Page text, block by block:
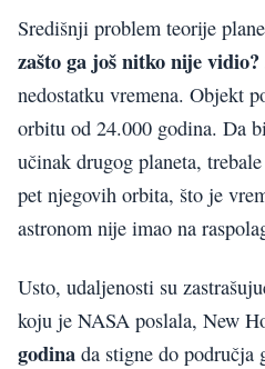
Središnji problem teorije
zašto ga još nitko nije vidio?
nedostatku vremena. Objekt
orbitu od 24.000 godina. Da
učinak drugog planeta,
pet njegovih orbita, što je
astronom nije imao na
Usto, udaljenosti su
koju je NASA poslala, New
godina da stigne do područja